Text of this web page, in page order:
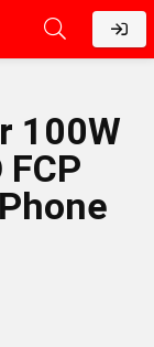
100W
FCP